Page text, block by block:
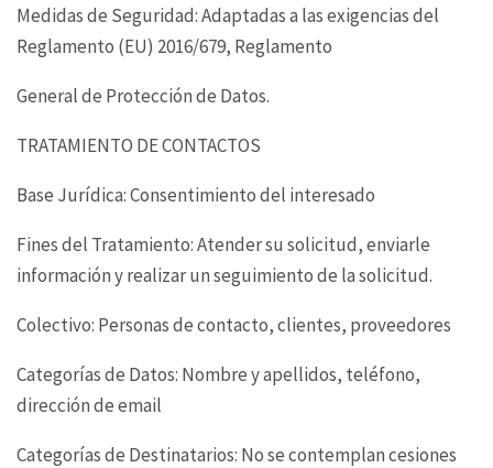
Medidas de Seguridad: Adaptadas a las exigencias del
Reglamento (EU) 2016/679, Reglamento
General de Protección de Datos.
TRATAMIENTO DE CONTACTOS
Base Jurídica: Consentimiento del interesado
Fines del Tratamiento: Atender su solicitud, enviarle
información y realizar un seguimiento de lasolicitud.
Colectivo: Personas de contacto, clientes, proveedores
Categorías de Datos: Nombre y apellidos, teléfono,
dirección de email
Categorías de Destinatarios: No se contemplan cesiones